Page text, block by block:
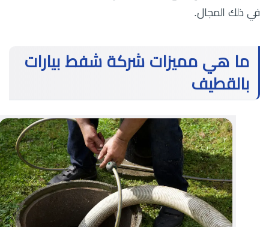
في ذلك المجال.
ما هي مميزات شركة شفط بيارات
بالقطيف